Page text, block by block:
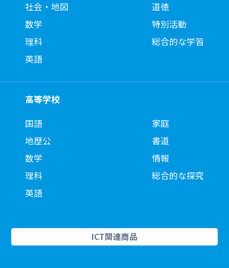
社会・地図
数学
理科
英語
道徳
特別活動
総合的な学習
高等学校
国語
地歴公
数学
理科
英語
家庭
書道
情報
総合的な探究
ICT関連商品